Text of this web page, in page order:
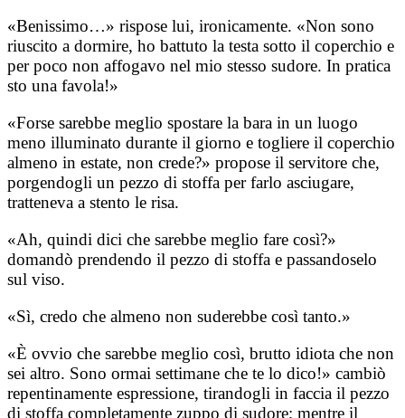
«Benissimo…» rispose lui, ironicamente. «Non sono
riuscito a dormire, ho battuto la testa sotto il coperchio e
per poco non affogavo nel mio stesso sudore. In pratica
sto una favola!»
«Forse sarebbe meglio spostare la bara in un luogo
meno illuminato durante il giorno e togliere il coperchio
almeno in estate, non crede?» propose il servitore che,
porgendogli un pezzo di stoffa per farlo asciugare,
tratteneva a stento le risa.
«Ah, quindi dici che sarebbe meglio fare così?»
domandò prendendo il pezzo di stoffa e passandoselo
sul viso.
«Sì, credo che almeno non suderebbe così tanto.»
«È ovvio che sarebbe meglio così, brutto idiota che non
sei altro. Sono ormai settimane che te lo dico!» cambiò
repentinamente espressione, tirandogli in faccia il pezzo
di stoffa completamente zuppo di sudore; mentre il